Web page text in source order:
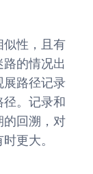
似性，且有
的情况出
展路径记录
。记录和
的回溯，对
更大。